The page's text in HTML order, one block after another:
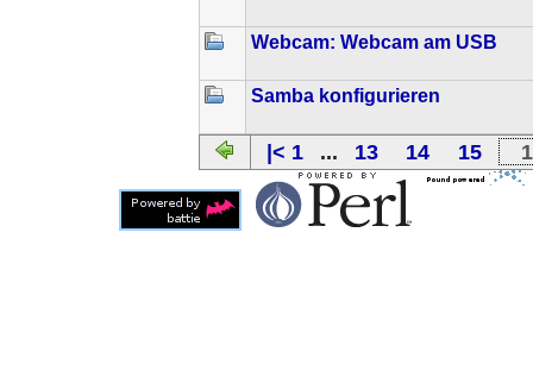
Webcam: Webcam am USB
Samba konfigurieren
|< 1 ... 13 14 15